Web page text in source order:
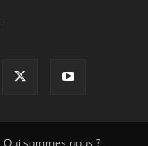
Qui sommes nous ?